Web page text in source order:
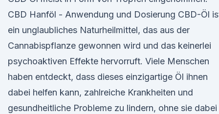
CBD Hanföl - Anwendung und Dosierung CBD-Öl
ein unglaubliches Naturheilmittel, das aus der
Cannabispflanze gewonnen wird und das keinerlei
psychoaktiven Effekte hervorruft. Viele Menschen
haben entdeckt, dass dieses einzigartige Öl ihnen
dabei helfen kann, zahlreiche Krankheiten und
gesundheitliche Probleme zu lindern, ohne sie dabei